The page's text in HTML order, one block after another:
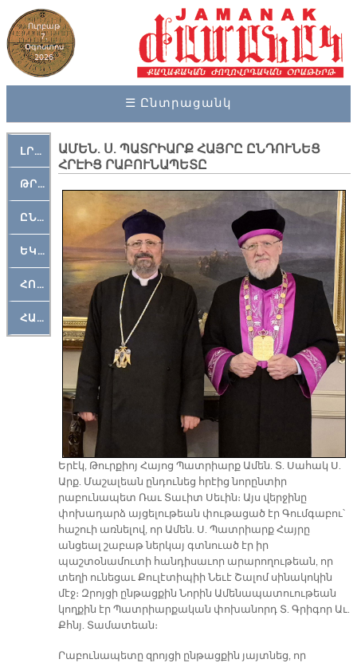
Ուրբաթ
7,
Օգոստոս
2026
☰ Ընտրացանկ
ԼՐԱՀՈՍ
ԹՐՔԱՀԱՅ ԿԵԱՆՔ
ԸՆԿԵՐԱՄՇԱԿՈՒԹԱՅԻՆ
ԵԿԵՂԵՑԱԿԱՆ
ՀՈԳԵՄՏԱՒՈՐ
ՀԱՐԹԱԿ
ԱՄԵՆ. Ս. ՊԱՏՐԻԱՐՔ ՀԱՅՐԸ ԸՆԴՈՒՆԵՑ
ՀՐԷԻՑ ՐԱԲՈՒՆԱՊԵՏԸ
Երէկ, Թուրքիոյ Հայոց Պատրիարք Ամեն. Տ. Սահակ Ս.
Արք. Մաշալեան ընդունեց հրէից նորընտիր
րաբունապետ Ռաւ Տաւիտ Սեւին։ Այս վերջինը
փոխադարձ այցելութեան փութացած էր Գումգաբու՝
հաշուի առնելով, որ Ամեն. Ս. Պատրիարք Հայրը
անցեալ շաբաթ ներկայ գտնուած էր իր
պաշտօնամուտի հանդիսաւոր արարողութեան, որ
տեղի ունեցաւ Քուլէտիպիի Նեւէ Շալոմ սինակոկին
մէջ։ Զրոյցի ընթացքին Նորին Ամենապատուութեան
կողքին էր Պատրիարքական փոխանորդ Տ. Գրիգոր Աւ.
Քհնյ. Տամատեան։
Րաբունապետը զրոյցի ընթացքին յայտնեց, որ